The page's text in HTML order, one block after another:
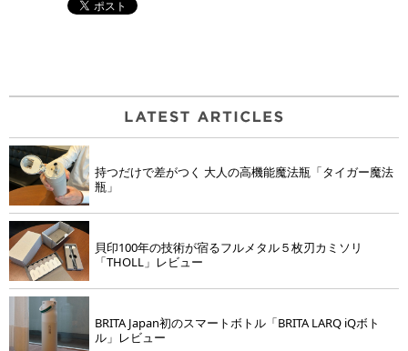
持つだけで差がつく 大人の高機能魔法瓶「タイガー魔法
瓶」
貝印100年の技術が宿るフルメタル５枚刃カミソリ
「THOLL」レビュー
BRITA Japan初のスマートボトル「BRITA LARQ iQボト
ル」レビュー